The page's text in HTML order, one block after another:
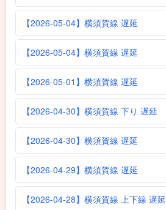
【2026-05-04】横須賀線 遅延
【2026-05-04】横須賀線 遅延
【2026-05-01】横須賀線 遅延
【2026-04-30】横須賀線 下り 遅延
【2026-04-30】横須賀線 遅延
【2026-04-29】横須賀線 遅延
【2026-04-28】横須賀線 上下線 遅延